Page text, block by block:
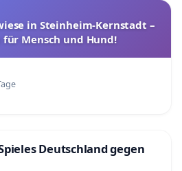
in Steinheim-Kernstadt –
für Mensch und Hund!
Deutschland gegen